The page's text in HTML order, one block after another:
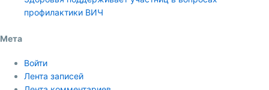
профилактики ВИЧ
Мета
Войти
Лента записей